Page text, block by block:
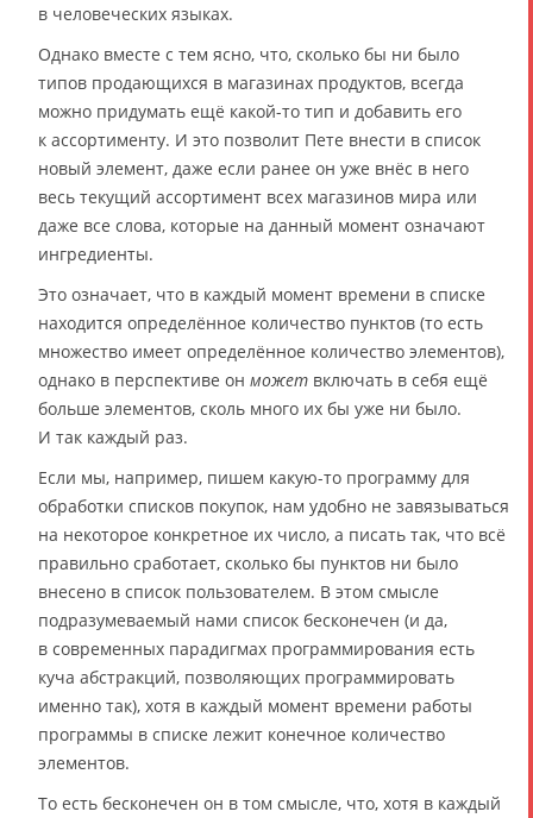
в человеческих языках.
Однако вместе с тем ясно, что, сколько бы ни было
типов продающихся в магазинах продуктов, всегда
можно придумать ещё какой-то тип и добавить его
к ассортименту. И это позволит Пете внести в список
новый элемент, даже если ранее он уже внёс в него
весь текущий ассортимент всех магазинов мира или
даже все слова, которые на данный момент означают
ингредиенты.
Это означает, что в каждый момент времени в списке
находится определённое количество пунктов (то есть
множество имеет определённое количество элементов),
однако в перспективе он может включать в себя ещё
больше элементов, сколь много их бы уже ни было.
И так каждый раз.
Если мы, например, пишем какую-то программу для
обработки списков покупок, нам удобно не завязываться
на некоторое конкретное их число, а писать так, что всё
правильно сработает, сколько бы пунктов ни было
внесено в список пользователем. В этом смысле
подразумеваемый нами список бесконечен (и да,
в современных парадигмах программирования есть
куча абстракций, позволяющих программировать
именно так), хотя в каждый момент времени работы
программы в списке лежит конечное количество
элементов.
То есть бесконечен он в том смысле, что, хотя в каждый